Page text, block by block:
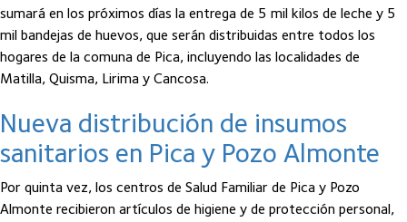
sumará en los próximos días la entrega de 5 mil kilos de leche y 5
mil bandejas de huevos, que serán distribuidas entre todos los
hogares de la comuna de Pica, incluyendo las localidades de
Matilla, Quisma, Lirima y Cancosa.
Nueva distribución de insumos
sanitarios en Pica y Pozo Almonte
Por quinta vez, los centros de Salud Familiar de Pica y Pozo
Almonte recibieron artículos de higiene y de protección personal,